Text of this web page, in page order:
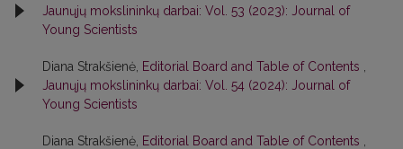
Jaunųjų mokslininkų darbai: Vol. 53 (2023): Journal of
Young Scientists
Diana Strakšienė, Editorial Board and Table of Contents
Jaunųjų mokslininkų darbai: Vol. 54 (2024): Journal of
Young Scientists
Diana Strakšienė, Editorial Board and Table of Contents